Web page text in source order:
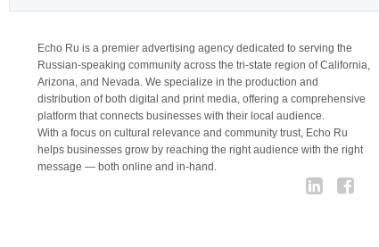
Echo Ru is a premier advertising agency dedicated to serving the
Russian-speaking community across the tri-state region of California,
Arizona, and Nevada. We specialize in the production and
distribution of both digital and print media, offering a comprehensive
platform that connects businesses with their local audience.
With a focus on cultural relevance and community trust, Echo Ru
helps businesses grow by reaching the right audience with the right
message — both online and in-hand.